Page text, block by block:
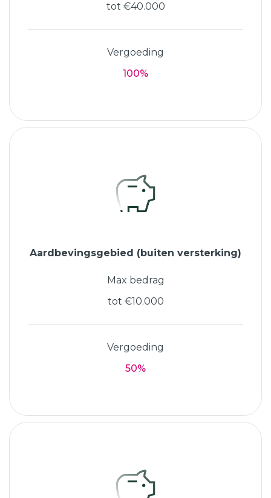
tot €40.000
Vergoeding
100%
Aardbevingsgebied (buiten versterking)
Max bedrag
tot €10.000
Vergoeding
50%